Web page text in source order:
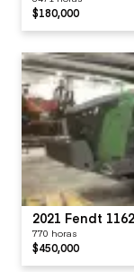
$180,000
2021 Fendt
770 horas
$450,000